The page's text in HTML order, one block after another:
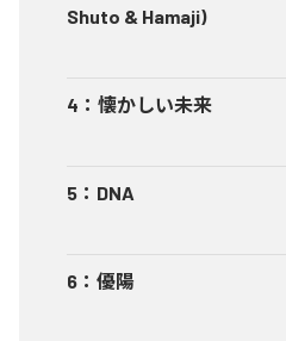
Shuto & Hamaji)
4 ： 懐かしい未来
5 ： DNA
6 ： 優陽